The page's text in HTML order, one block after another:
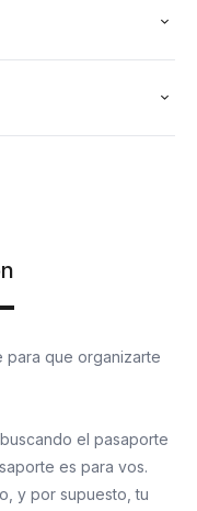
para que organizarte
el pasaporte
es para vos.
y por supuesto, tu